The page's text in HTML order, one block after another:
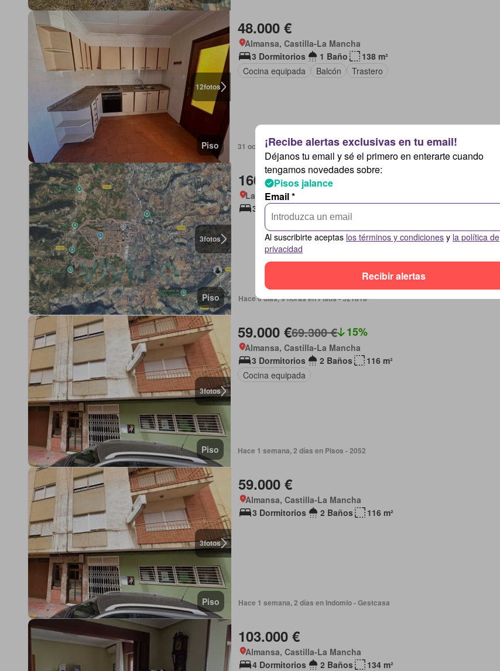
12fotos
Piso
48.000 €
Almansa, Castilla-La Mancha
3 Dormitorios
1 Baño
138 m²
Cocina equipada
Balcón Trastero
31 oct 2025 en Pisos - 2052
3fotos
Piso
160.000 €
La Hoya de Buñol, Valencia
3 Dormitorios
Hace 6 días, 9 horas en Pisos - 521818
3fotos
Piso
59.000 €69.300 € 15%
Almansa, Castilla-La Mancha
3 Dormitorios
2 Baños
116 m²
Cocina equipada
Hace 1 semana, 2 días en Pisos - 2052
3fotos
Piso
59.000 €
Almansa, Castilla-La Mancha
3 Dormitorios
2 Baños 116 m²
Hace 1 semana, 2 días en Indomio - Gestcasa
103.000 €
Almansa, Castilla-La Mancha
4 Dormitorios
2 Baños
134 m²
Déjanos tu email y sé el primero en enterarte cuando
tengamos novedades sobre:
Pisos jalance
Email *
Al suscribirte aceptas los términos y condiciones y la política de
privacidad
Recibir alertas